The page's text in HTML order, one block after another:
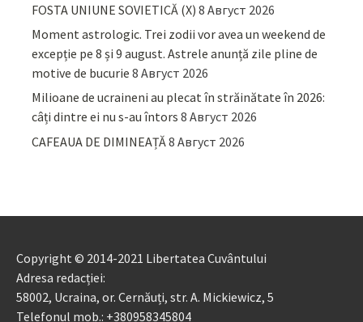
FOSTA UNIUNE SOVIETICĂ (X) 8 Август 2026
Moment astrologic. Trei zodii vor avea un weekend de
excepție pe 8 și 9 august. Astrele anunță zile pline de
motive de bucurie 8 Август 2026
Milioane de ucraineni au plecat în străinătate în 2026:
câți dintre ei nu s-au întors 8 Август 2026
CAFEAUA DE DIMINEAȚĂ8 Август 2026
Copyright © 2014-2021 Libertatea Cuvântului
Adresa redacției:
58002, Ucraina, or. Cernăuți, str. A. Mickiewicz, 5
Telefonul mob.: +380958345804